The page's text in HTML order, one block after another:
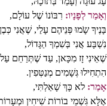
וְאָמַר לְפָנָיו: רִבּוֹנוֹ שֶׁל עוֹלָם,
בָּנֶיךָ שָֹמוּ פְּנֵיהֶם עָלַי, שֶׁאֲנִי
נִשְׁבָּע אֲנִי בְּשִׁמְךָ הַגָּדוֹל,
שֶׁאֵינִי זָז מִכָּאן, עַד שֶׁתְּרַחֵם עַל
הִתְחִילוּ גְּשָׁמִים מְנַטְּפִין.
אָמַר: לא כָּךְ שָׁאַלְתִּי,
אֶלָּא גִּשְׁמֵי בוֹרוֹת שִׁיחִין